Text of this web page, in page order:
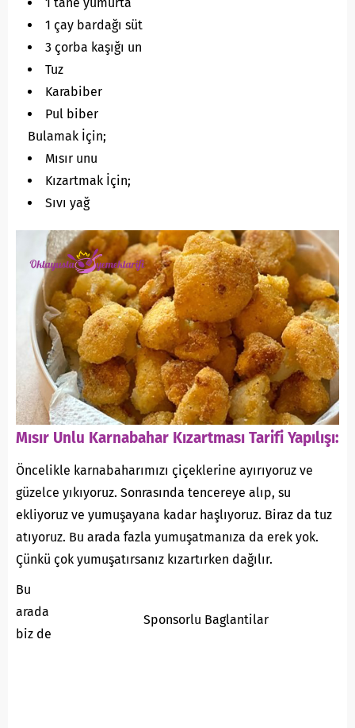
1 çay bardağı süt
3 çorba kaşığı un
Tuz
Karabiber
Pul biber
Bulamak İçin;
Mısır unu
Kızartmak İçin;
Sıvı yağ
Mısır Unlu Karnabahar Kızartması Tarifi Yapılışı:
Öncelikle karnabaharımızı çiçeklerine ayırıyoruz ve
güzelce yıkıyoruz. Sonrasında tencereye alıp, su
ekliyoruz ve yumuşayana kadar haşlıyoruz. Biraz da tuz
atıyoruz. Bu arada fazla yumuşatmanıza da erek yok.
Çünkü çok yumuşatırsanız kızartırken dağılır.
Sponsorlu Baglantilar
Bu
arada
biz de